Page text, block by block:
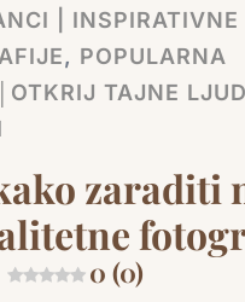
| INSPIRATIVNE
, POPULARNA
TAJNE
zaraditi
0 (0)